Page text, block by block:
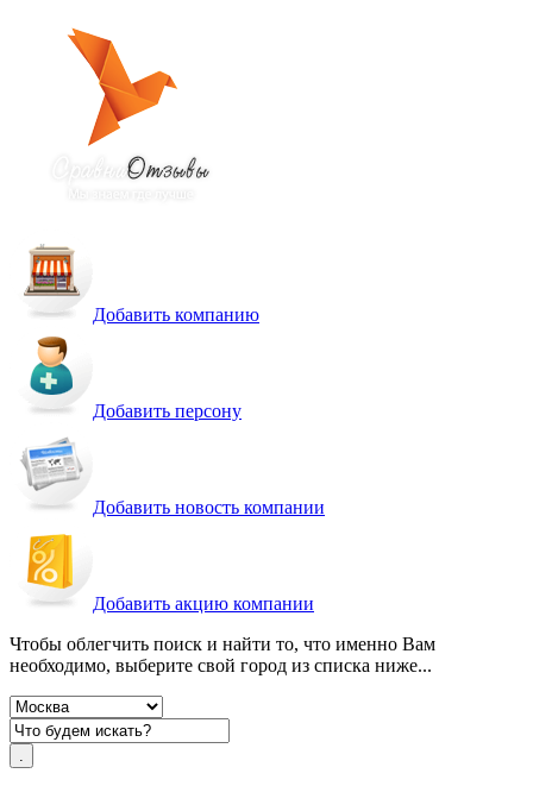
Добавить компанию
Добавить персону
Добавить новость компании
Добавить акцию компании
Чтобы облегчить поиск и найти то, что именно Вам
необходимо, выберите свой город из списка ниже...